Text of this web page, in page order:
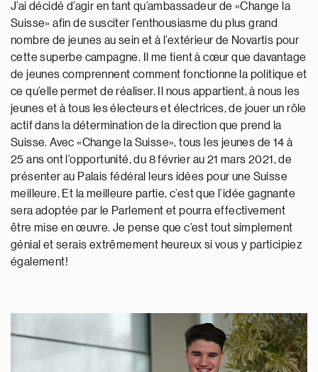
J’ai décidé d’agir en tant qu’ambassadeur de «Change la
Suisse» afin de susciter l’enthousiasme du plus grand
nombre de jeunes au sein et à l’extérieur de Novartis pour
cette superbe campagne. Il me tient à cœur que davantage
de jeunes comprennent comment fonctionne la politique et
ce qu’elle permet de réaliser. Il nous appartient, à nous les
jeunes et à tous les électeurs et électrices, de jouer un rôle
actif dans la détermination de la direction que prend la
Suisse. Avec «Change la Suisse», tous les jeunes de 14 à
25 ans ont l’opportunité, du 8 février au 21 mars 2021, de
présenter au Palais fédéral leurs idées pour une Suisse
meilleure. Et la meilleure partie, c’est que l’idée gagnante
sera adoptée par le Parlement et pourra effectivement
être mise en œuvre. Je pense que c’est tout simplement
génial et serais extrêmement heureux si vous y participiez
également!